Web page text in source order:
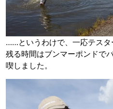
……というわけで、一応テスタ
残る時間はブンマーポンドで
喫しました。